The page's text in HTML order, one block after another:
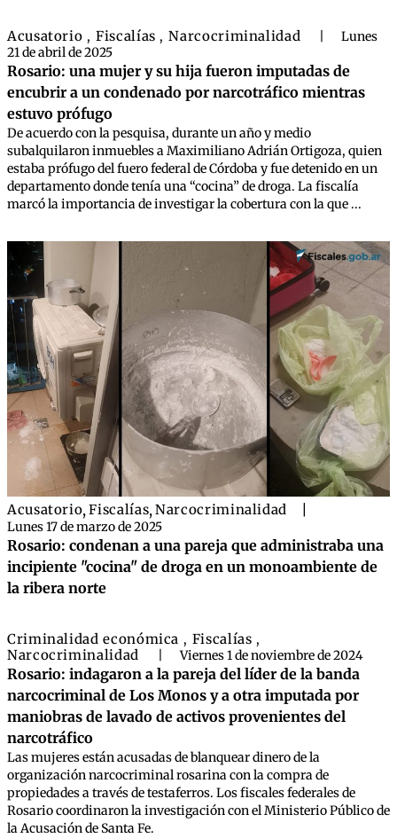
Acusatorio , Fiscalías , Narcocriminalidad
Lunes
21 de abril de 2025
Rosario: una mujer y su hija fueron imputadas de
encubrir a un condenado por narcotráfico mientras
estuvo prófugo
De acuerdo con la pesquisa, durante un año y medio
subalquilaron inmuebles a Maximiliano Adrián Ortigoza, quien
estaba prófugo del fuero federal de Córdoba y fue detenido en un
departamento donde tenía una “cocina” de droga. La fiscalía
marcó la importancia de investigar la cobertura con la que ...
Acusatorio,Fiscalías,Narcocriminalidad
Lunes 17 de marzo de 2025
Rosario: condenan a una pareja que administraba una
incipiente "cocina" de droga en un monoambiente de
la ribera norte
Criminalidad económica , Fiscalías ,
Narcocriminalidad Viernes 1 de noviembre de 2024
Rosario: indagaron a la pareja del líder de la banda
narcocriminal de Los Monos y a otra imputada por
maniobras de lavado de activos provenientes del
narcotráfico
Las mujeres están acusadas de blanquear dinero de la
organización narcocriminal rosarina con la compra de
propiedades a través de testaferros. Los fiscales federales de
Rosario coordinaron la investigación con el Ministerio Público de
la Acusación de Santa Fe.